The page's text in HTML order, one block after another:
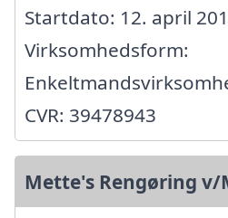
Startdato: 12. april
Virksomhedsform:
CVR: 39478943
Mette's Rengøring